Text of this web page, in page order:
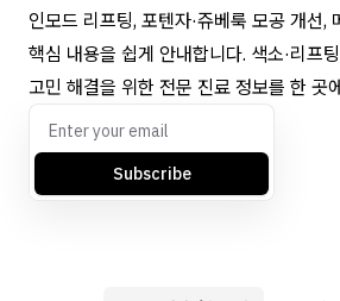
인모드 리프팅, 포텐자·쥬베룩 모공 개선,
핵심 내용을 쉽게 안내합니다. 색소·리프
고민 해결을 위한 전문 진료 정보를 한 곳
Subscribe